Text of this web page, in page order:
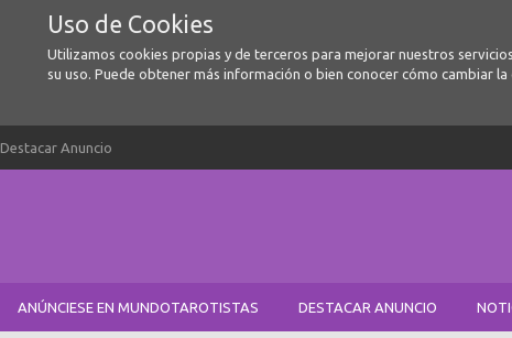
Uso de Cookies
Utilizamos cookies propias y de terceros para mejorar nuestros
su uso. Puede obtener más información o bien conocer cómo cambiar
Destacar Anuncio
ANÚNCIESE EN MUNDOTAROTISTAS DESTACAR ANUNCIO